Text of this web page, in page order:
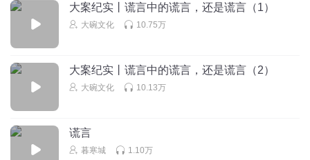
大案纪实丨谎言中的谎言，还是谎言（1）
大碗文化 10.75万
大案纪实丨谎言中的谎言，还是谎言（2）
大碗文化 10.13万
谎言
暮寒城 1.10万